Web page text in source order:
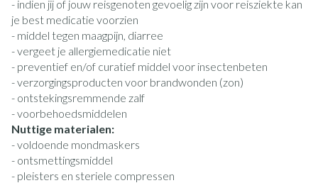
- indien jij of jouw reisgenoten gevoelig zijn voor reisziekte kan
je best medicatie voorzien
- middel tegen maagpijn, diarree
- vergeet je allergiemedicatie niet
- preventief en/of curatief middel voor insectenbeten
- verzorgingsproducten voor brandwonden (zon)
- ontstekingsremmende zalf
- voorbehoedsmiddelen
Nuttige materialen:
- voldoende mondmaskers
- ontsmettingsmiddel
- pleisters en steriele compressen